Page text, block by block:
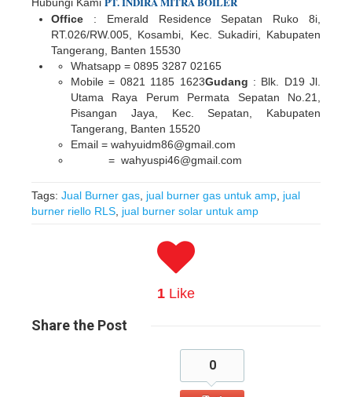
Office : Emerald Residence Sepatan Ruko 8i,
RT.026/RW.005, Kosambi, Kec. Sukadiri, Kabupaten
Tangerang, Banten 15530
Whatsapp = 0895 3287 02165
Mobile = 0821 1185 1623Gudang : Blk. D19 Jl.
Utama Raya Perum Permata Sepatan No.21,
Pisangan Jaya, Kec. Sepatan, Kabupaten
Tangerang, Banten 15520
Email = wahyuidm86@gmail.com
= wahyuspi46@gmail.com
Tags: Jual Burner gas jual burner gas untuk amp jual
burner riello RLS jual burner solar untuk amp
1 Like
Sharethe Post
0